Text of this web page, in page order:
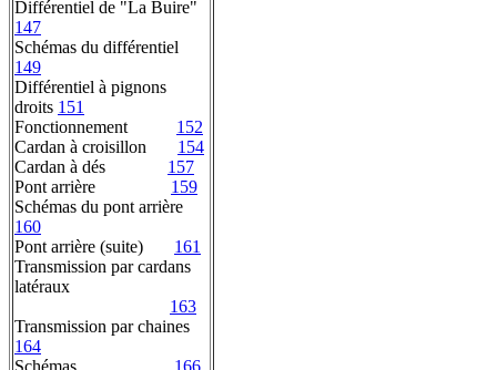
Différentiel de "La Buire"
147
Schémas du différentiel
149
Différentiel à pignons
droits 151
Fonctionnement 152
Cardan à croisillon 154
Cardan à dés 157
Pont arrière 159
Schémas du pont arrière
160
Pont arrière (suite) 161
Transmission par cardans
latéraux
163
Transmission par chaines
164
Schémas 166